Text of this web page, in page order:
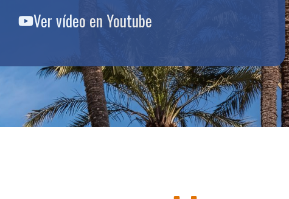
Ver vídeo en Youtube